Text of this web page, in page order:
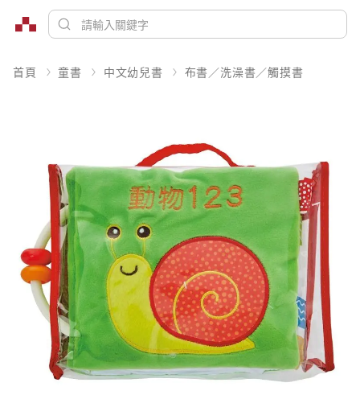
首頁 童書 中文幼兒書 布書／洗澡書／觸摸書